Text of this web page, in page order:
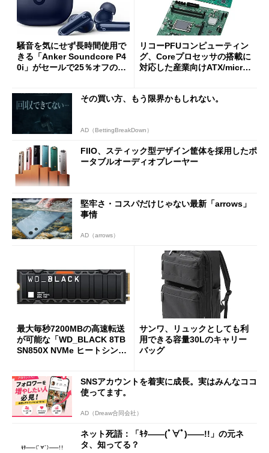
騒音を気にせず長時間使用で
きる「Anker Soundcore P4
0i」がセールで25％オフの59
リコーPFUコンピューティン
グ、Coreプロセッサの搭載に
対応した産業向けATX/micro
その買い方、もう限界かもしれない。
AD（BettingBreakDown）
FIIO、スティック型デザイン筐体を採用したポ
ータブルオーディオプレーヤー
堅牢さ・コスパだけじゃない最新「arrows」
事情
AD（arrows）
最大毎秒7200MBの高速転送
が可能な「WD_BLACK 8TB
SN850X NVMe ヒートシンク
サンワ、リュックとしても利
用できる容量30Lのキャリー
バッグ
SNSアカウントを着実に成長。実はみんなココ
使ってます。
AD（Dreaw合同会社）
ネット死語：「ｷﾀ――(ﾟ∀ﾟ)――!!」の元ネ
タ、知ってる？